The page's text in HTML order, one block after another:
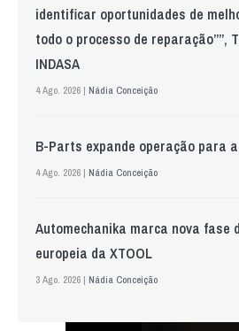
identificar oportunidades de
todo o processo de reparação””,
INDASA
4 Ago. 2026 | Nádia Conceição
B-Parts expande operação para
4 Ago. 2026 | Nádia Conceição
Automechanika marca nova fase
europeia da XTOOL
3 Ago. 2026 | Nádia Conceição